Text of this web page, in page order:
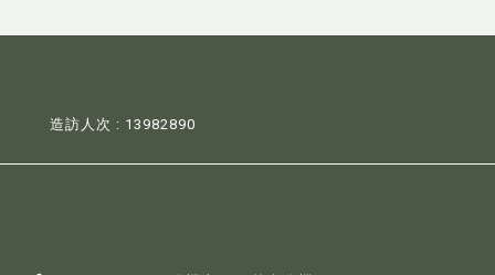
造訪人次 : 13982890